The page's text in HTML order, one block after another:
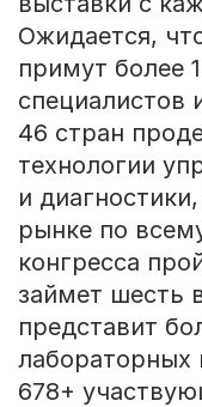
Ожидается,
примут более
специалистов
46 стран
технологии
и
рынке по
конгресса
займет шесть
представит
лабораторных
678+